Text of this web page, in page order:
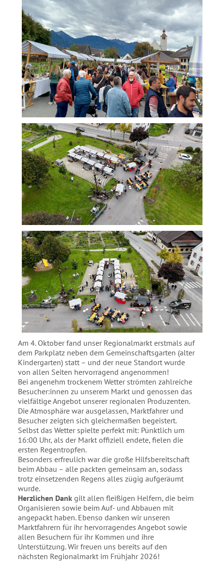
Am 4. Oktober fand unser Regionalmarkt erstmals auf
dem Parkplatz neben dem Gemeinschaftsgarten (alter
Kindergarten) statt – und der neue Standort wurde
von allen Seiten hervorragend angenommen!
Bei angenehm trockenem Wetter strömten zahlreiche
Besucher:innen zu unserem Markt und genossen das
vielfältige Angebot unserer regionalen Produzenten.
Die Atmosphäre war ausgelassen, Marktfahrer und
Besucher zeigten sich gleichermaßen begeistert.
Selbst das Wetter spielte perfekt mit: Pünktlich um
16:00 Uhr, als der Markt offiziell endete, fielen die
ersten Regentropfen.
Besonders erfreulich war die große Hilfsbereitschaft
beim Abbau – alle packten gemeinsam an, sodass
trotz einsetzenden Regens alles zügig aufgeräumt
wurde.
Herzlichen Dank gilt allen fleißigen Helfern, die beim
Organisieren sowie beim Auf- und Abbauen mit
angepackt haben. Ebenso danken wir unseren
Marktfahrern für ihr hervorragendes Angebot sowie
allen Besuchern für ihr Kommen und ihre
Unterstützung. Wir freuen uns bereits auf den
nächsten Regionalmarkt im Frühjahr 2026!